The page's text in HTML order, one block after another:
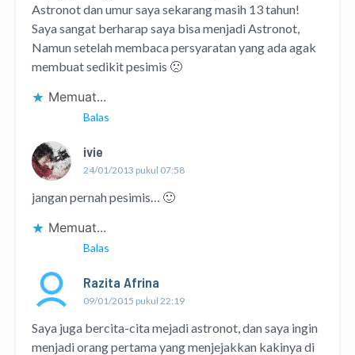
Astronot dan umur saya sekarang masih 13 tahun!
Saya sangat berharap saya bisa menjadi Astronot,
Namun setelah membaca persyaratan yang ada agak
membuat sedikit pesimis 🙁
Memuat...
Balas
ivie
24/01/2013 pukul 07:58
jangan pernah pesimis… 🙂
Memuat...
Balas
Razita Afrina
09/01/2015 pukul 22:19
Saya juga bercita-cita mejadi astronot, dan saya ingin
menjadi orang pertama yang menjejakkan kakinya di